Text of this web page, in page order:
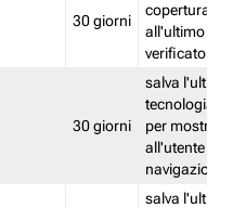
30 giorni
copertura
all'ultimo
verificato
30 giorni
salva l'ultima
tecnologia
per
all'utente
navigazione
salva l'ultimo